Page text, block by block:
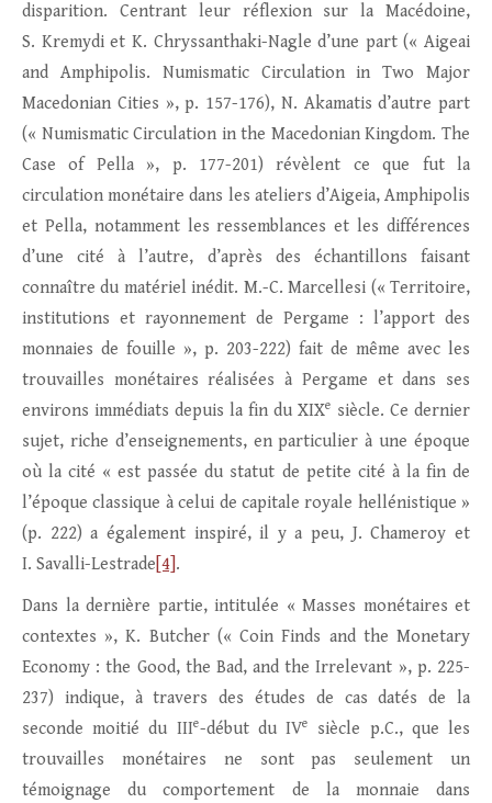
disparition. Centrant leur réflexion sur la Macédoine,
S. Kremydi et K. Chryssanthaki-Nagle d’une part (« Aigeai
and Amphipolis. Numismatic Circulation in Two Major
Macedonian Cities », p. 157-176), N. Akamatis d’autre part
(« Numismatic Circulation in the Macedonian Kingdom. The
Case of Pella », p. 177-201) révèlent ce que fut la
circulation monétaire dans les ateliers d’Aigeia, Amphipolis
et Pella, notamment les ressemblances et les différences
d’une cité à l’autre, d’après des échantillons faisant
connaître du matériel inédit. M.-C. Marcellesi (« Territoire,
institutions et rayonnement de Pergame : l’apport des
monnaies de fouille », p. 203-222) fait de même avec les
trouvailles monétaires réalisées à Pergame et dans ses
environs immédiats depuis la fin du XIXe siècle. Ce dernier
sujet, riche d’enseignements, en particulier à une époque
où la cité « est passée du statut de petite cité à la fin de
l’époque classique à celui de capitale royale hellénistique »
(p. 222) a également inspiré, il y a peu, J. Chameroy et
I. Savalli-Lestrade [4] .
Dans la dernière partie, intitulée « Masses monétaires et
contextes », K. Butcher (« Coin Finds and the Monetary
Economy : the Good, the Bad, and the Irrelevant », p. 225-
237) indique, à travers des études de cas datés de la
seconde moitié du IIIe-début du IVe
siècle p.C., que les
trouvailles monétaires ne sont pas seulement un
témoignage du comportement de la monnaie dans